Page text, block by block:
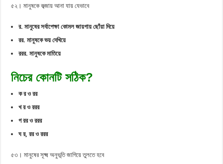
৫২। মানুষকে কব্জায় আনা যায় যেভাবে
র. মানুষের সর্বাপেক্ষা কোমল জায়গায় ছোঁয়া দিয়ে
রর. মানুষকে ভয় দেখিয়ে
ররর. মানুষকে মাতিয়ে
নিচের কোনটি সঠিক?
ক র ও রর
খ র ও ররর
গ রর ও ররর
ঘ র, রর ও ররর
৫৩। মানুষের সূক্ষ্ম অনুভূতি জাগিয়ে তুলতে হবে